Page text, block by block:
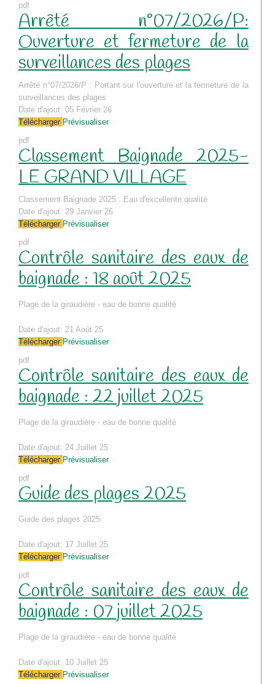
pdf
Arrêté n°07/2026/P:
Ouverture et fermeture de la
surveillances des plages
Arrêté n°07/2026/P : Portant sur l'ouverture et la fermeture de la
surveillances des plages
Date d'ajout: 05 Février 26
Télécharger Prévisualiser
pdf
Classement Baignade 2025-
LE GRAND VILLAGE
Classement Baignade 2025 : Eau d'excellente qualité
Date d'ajout: 29 Janvier 26
Télécharger Prévisualiser
pdf
Contrôle sanitaire des eaux de
baignade : 18 août 2025
Plage de la giraudière - eau de bonne qualité
Date d'ajout: 21 Août 25
Télécharger Prévisualiser
pdf
Contrôle sanitaire des eaux de
baignade : 22 juillet 2025
Plage de la giraudière - eau de bonne qualité
Date d'ajout: 24 Juillet 25
Télécharger Prévisualiser
pdf
Guide des plages 2025
Guide des plages 2025
Date d'ajout: 17 Juillet 25
Télécharger Prévisualiser
pdf
Contrôle sanitaire des eaux de
baignade : 07 juillet 2025
Plage de la giraudière - eau de bonne qualité
Date d'ajout: 10 Juillet 25
Télécharger Prévisualiser